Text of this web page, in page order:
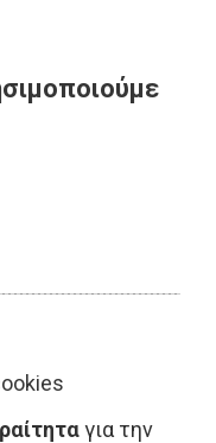
για την